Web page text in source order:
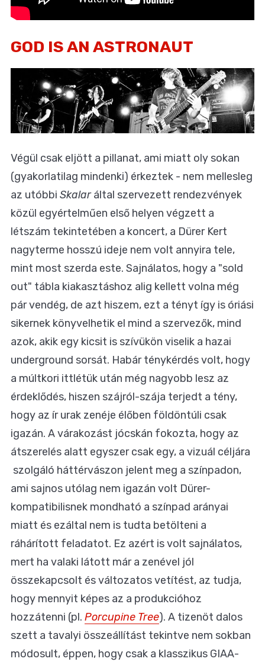
GOD IS AN ASTRONAUT
Végül csak eljött a pillanat, ami miatt oly sokan
(gyakorlatilag mindenki) érkeztek - nem mellesleg
az utóbbi Skalaráltal szervezett rendezvények
közül egyértelműen első helyen végzett a
létszám tekintetében a koncert, a Dürer Kert
nagyterme hosszú ideje nem volt annyira tele,
mint most szerda este. Sajnálatos, hogy a "sold
out" tábla kiakasztáshoz alig kellett volna még
pár vendég, de azt hiszem, ezt a tényt így is óriási
sikernek könyvelhetik el mind a szervezők, mind
azok, akik egy kicsit is szívükön viselik a hazai
underground sorsát. Habár ténykérdés volt, hogy
a múltkori ittlétük után még nagyobb lesz az
érdeklődés, hiszen szájról-szája terjedt a tény,
hogy az ír urak zenéje élőben földöntúli csak
igazán. A várakozást jócskán fokozta, hogy az
átszerelés alatt egyszer csak egy, a vizuál céljára
szolgáló háttérvászon jelent meg a színpadon,
ami sajnos utólag nem igazán volt Dürer-
kompatibilisnek mondható a színpad arányai
miatt és ezáltal nem is tudta betölteni a
ráhárított feladatot. Ez azért is volt sajnálatos,
mert ha valaki látott már a zenével jól
összekapcsolt és változatos vetítést, az tudja,
hogy mennyit képes az a produkcióhoz
hozzátenni (pl. Porcupine Tree). A tizenöt dalos
szett a tavalyi összeállítást tekintve nem sokban
módosult, éppen, hogy csak a klasszikus GIAA-